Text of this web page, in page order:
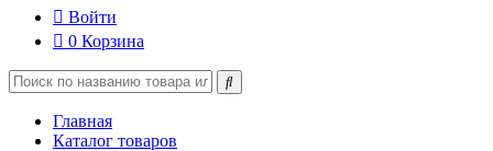
Войти
0 Корзина
Главная
Каталог товаров